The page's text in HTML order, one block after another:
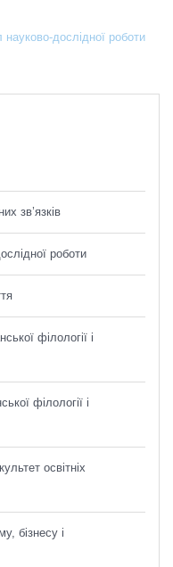
науково-дослідної роботи
зв’язків
роботи
філології і
філології і
освітніх
бізнесу і